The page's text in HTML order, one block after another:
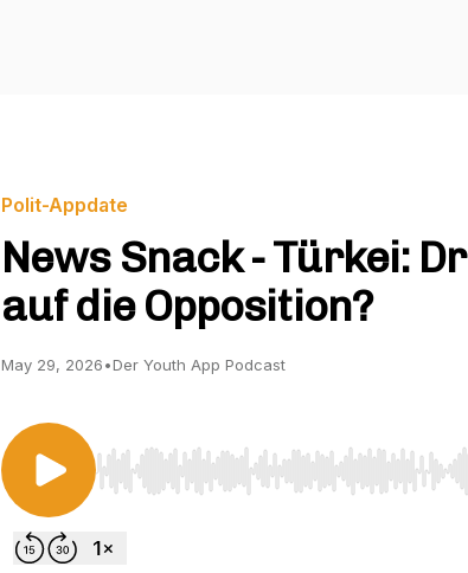
Polit-Appdate
News Snack - Türkei:
auf die Opposition?
May 29, 2026•Der Youth App Podcast
Use Left/Right to seek, Home/End to jump